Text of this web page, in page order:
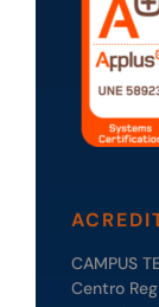
CAMPUS
Centro